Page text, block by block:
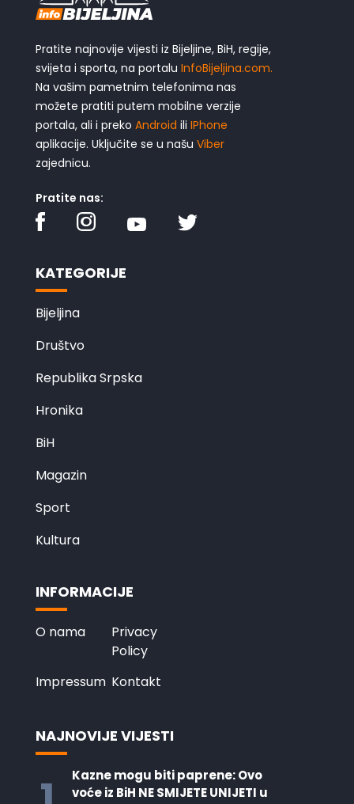
Pratite najnovije vijesti iz Bijeljine, BiH, regije,
svijeta i sporta, na portalu InfoBijeljina.com.
Na vašim pametnim telefonima nas
možete pratiti putem mobilne verzije
portala, ali i preko Android ili IPhone
aplikacije. Uključite se u našu Viber
zajednicu.
Pratite nas:
KATEGORIJE
Bijeljina
Društvo
Republika Srpska
Hronika
BiH
Magazin
Sport
Kultura
INFORMACIJE
O nama
Privacy
Policy
Impressum Kontakt
NAJNOVIJE VIJESTI
Kazne mogu biti paprene: Ovo
voće iz BiH NE SMIJETE UNIJETI u